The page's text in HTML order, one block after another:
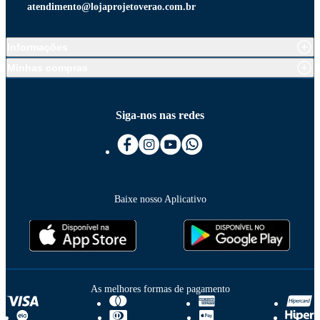
atendimento@lojaprojetoverao.com.br
Siga-nos nas redes
Baixe nosso Aplicativo
As melhores formas de pagamento